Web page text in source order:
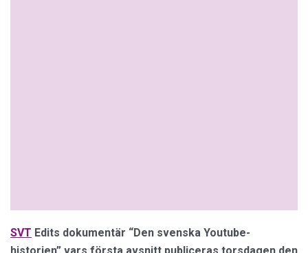
SVT Edits dokumentär “Den svenska Youtube-
historien” vars första avsnitt publiceras torsdagen den